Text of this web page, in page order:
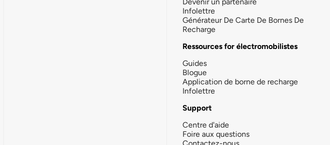
Infolettre
Générateur De Carte De Bornes De
Recharge
Ressources for électromobilistes
Guides
Blogue
Application de borne de recharge
Infolettre
Support
Centre d'aide
Foire aux questions